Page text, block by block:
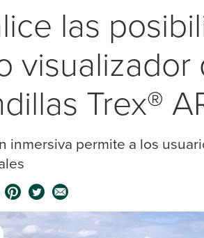
las
visualizador
Trex®
inmersiva permite a los